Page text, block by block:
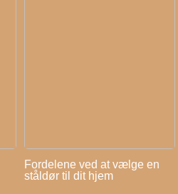
Fordelene ved at vælge en
ståldør til dit hjem